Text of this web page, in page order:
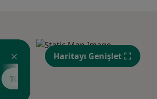
Tümünü göster
Haritayı Genişlet